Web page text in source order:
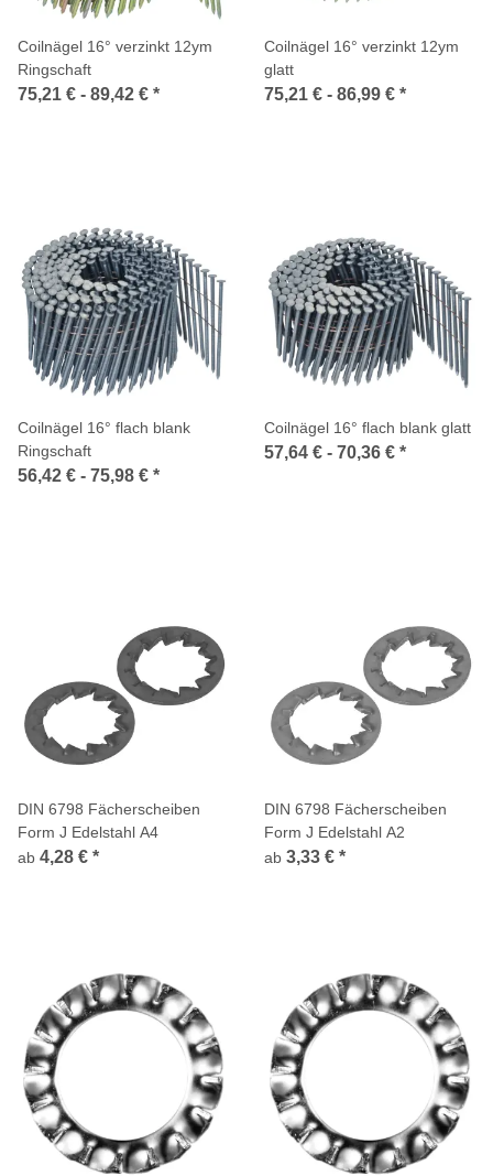
Coilnägel 16° verzinkt 12ym
Ringschaft
75,21 € - 89,42 € *
Coilnägel 16° verzinkt 12ym
glatt
75,21 € - 86,99 € *
Coilnägel 16° flach blank
Ringschaft
56,42 € - 75,98 € *
Coilnägel 16° flach blank glatt
57,64 € - 70,36 € *
DIN 6798 Fächerscheiben
Form J Edelstahl A4
ab 4,28 € *
DIN 6798 Fächerscheiben
Form J Edelstahl A2
ab 3,33 € *